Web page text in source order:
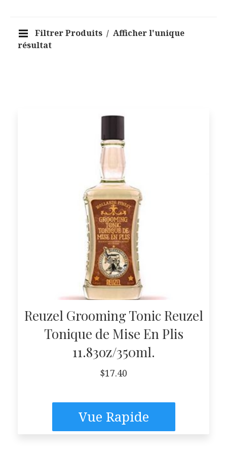
Filtrer Produits
Afficher l'unique
résultat
Reuzel Grooming Tonic Reuzel
Tonique de Mise En Plis
11.83oz/350ml.
$17.40
Vue Rapide